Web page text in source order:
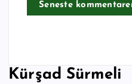
Seneste
Kürşad Sürmeli